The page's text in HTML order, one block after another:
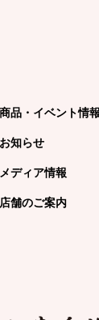
商品・イベント情報
お知らせ
メディア情報
店舗のご案内